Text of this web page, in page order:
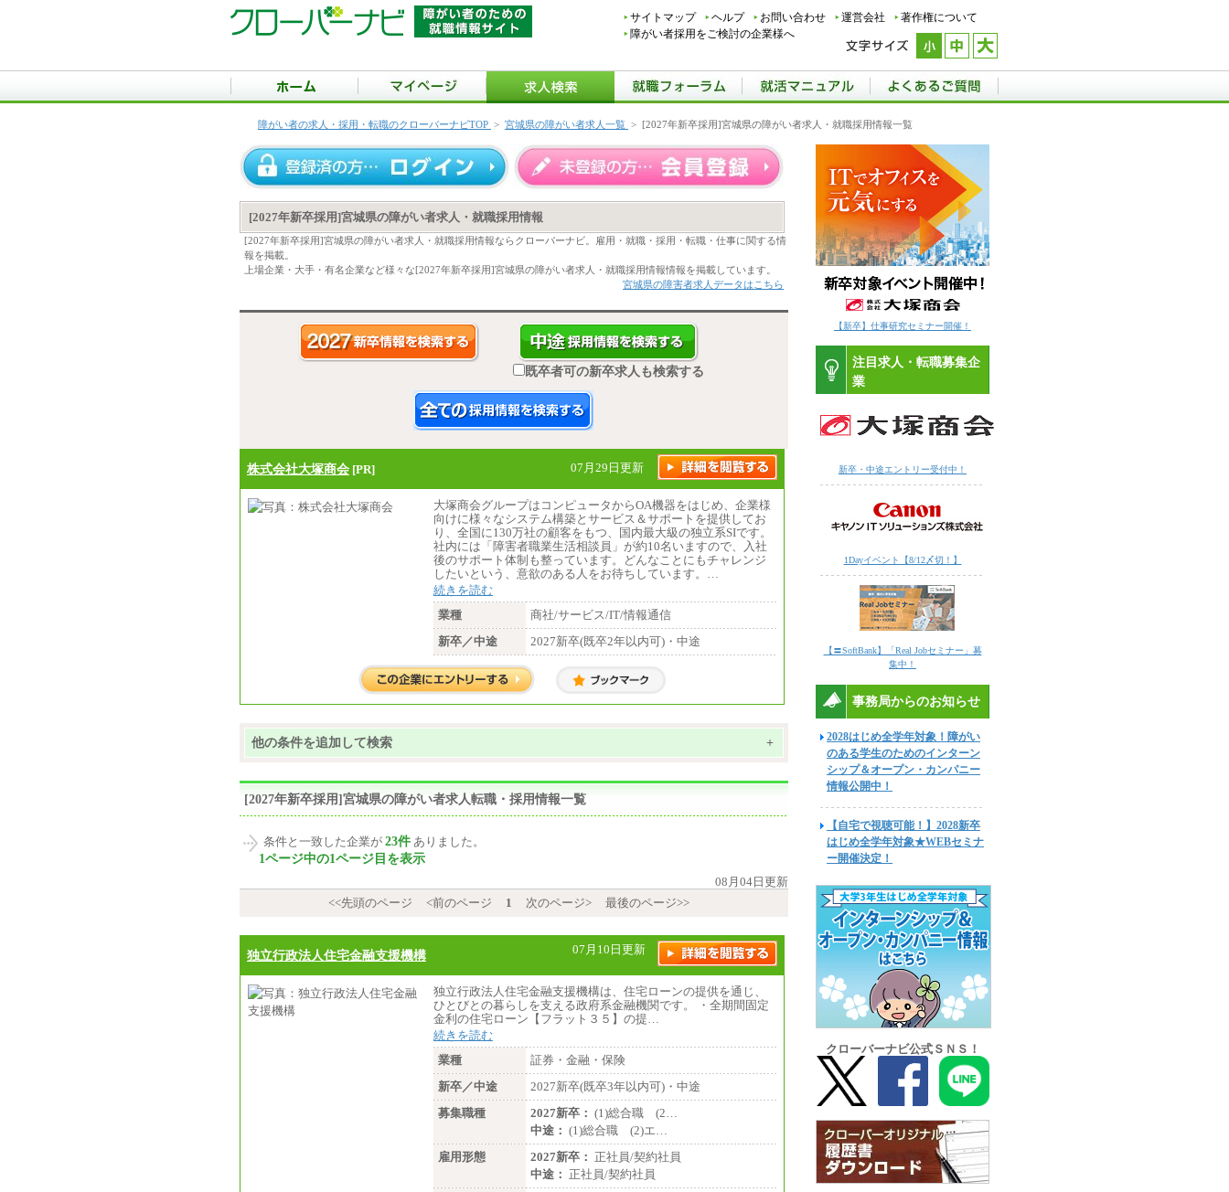
サイトマップ ヘルプ お問い合わせ 運営会社
著作権について
障がい者採用をご検討の企業様へ
障がい者の求人・採用・転職のクローバーナビTOP > 宮城県の障がい者求人一覧 > [2027年新卒採用]宮城県の障がい者求人・就職採用情報一覧
[2027年新卒採用]宮城県の障がい者求人・就職採用情報
[2027年新卒採用]宮城県の障がい者求人・就職採用情報ならクローバーナビ。雇用・就職・採用・転職・仕事に関する情
報を掲載。
上場企業・大手・有名企業など様々な[2027年新卒採用]宮城県の障がい者求人・就職採用情報情報を掲載しています。
宮城県の障害者求人データはこちら
既卒者可の新卒求人も検索する
株式会社大塚商会 [PR] 07月29日更新
大塚商会グループはコンピュータからOA機器をはじめ、企業様
向けに様々なシステム構築とサービス＆サポートを提供してお
り、全国に130万社の顧客をもつ、国内最大級の独立系SIです。
社内には「障害者職業生活相談員」が約10名いますので、入社
後のサポート体制も整っています。どんなことにもチャレンジ
したいという、意欲のある人をお待ちしています。…
続きを読む
業種
商社/サービス/IT/情報通信
新卒／中途
2027新卒(既卒2年以内可)・中途
他の条件を追加して検索 +
[2027年新卒採用]宮城県の障がい者求人転職・採用情報一覧
条件と一致した企業が 23件 ありました。
1ページ中の1ページ目を表示
08月04日更新
<<先頭のページ
<前のページ 1 次のページ> 最後のページ>>
独立行政法人住宅金融支援機構 07月10日更新
独立行政法人住宅金融支援機構は、住宅ローンの提供を通じ、
ひとびとの暮らしを支える政府系金融機関です。 ・全期間固定
金利の住宅ローン【フラット３５】の提…
続きを読む
業種
証券・金融・保険
新卒／中途
2027新卒(既卒3年以内可)・中途
募集職種
2027新卒： (1)総合職 (2…
中途： (1)総合職 (2)エ…
雇用形態
2027新卒： 正社員/契約社員
中途： 正社員/契約社員
【新卒】仕事研究セミナー開催！
注目求人・転職募集企
業
新卒・中途エントリー受付中！
1Dayイベント【8/12〆切！】
【〓SoftBank】「Real Jobセミナー」募
集中！
事務局からのお知らせ
2028はじめ全学年対象！障がい
のある学生のためのインターン
シップ＆オープン・カンパニー
情報公開中！
【自宅で視聴可能！】2028新卒
はじめ全学年対象★WEBセミナ
ー開催決定！
クローバーナビ公式ＳＮＳ！